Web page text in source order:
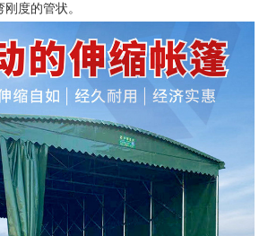
度的管状。